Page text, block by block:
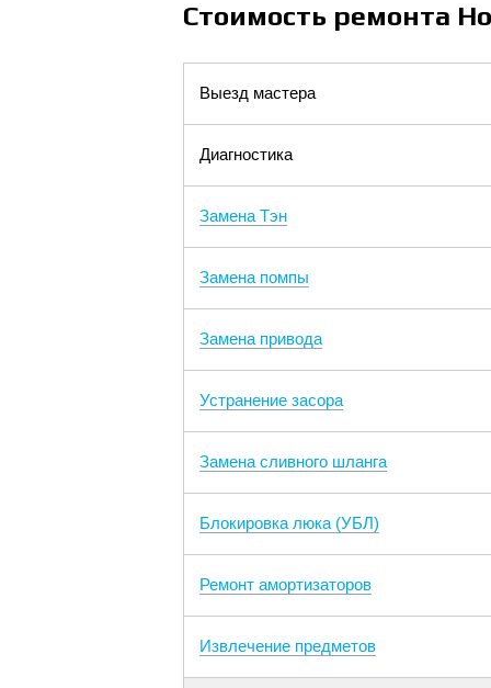
Стоимость ремонта
Выезд мастера
Диагностика
Замена Тэн
Замена помпы
Замена привода
Устранение засора
Замена сливного шланга
Блокировка люка (УБЛ)
Ремонт амортизаторов
Извлечение предметов